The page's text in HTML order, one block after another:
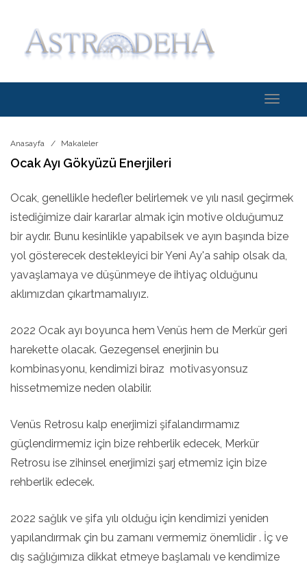
Toggle
Anasayfa Makaleler
Ocak Ayı Gökyüzü Enerjileri
Ocak, genellikle hedefler belirlemek ve yılı nasıl geçirmek
istediğimize dair kararlar almak için motive olduğumuz
bir aydır. Bunu kesinlikle yapabilsek ve ayın başında bize
yol gösterecek destekleyici bir Yeni Ay'a sahip olsak da,
yavaşlamaya ve düşünmeye de ihtiyaç olduğunu
aklımızdan çıkartmamalıyız.
2022 Ocak ayı boyunca hem Venüs hem de Merkür geri
harekette olacak. Gezegensel enerjinin bu
kombinasyonu, kendimizi biraz motivasyonsuz
hissetmemize neden olabilir.
Venüs Retrosu kalp enerjimizi şifalandırmamız
güçlendirmemiz için bize rehberlik edecek, Merkür
Retrosu ise zihinsel enerjimizi şarj etmemiz için bize
rehberlik edecek.
2022 sağlık ve şifa yılı olduğu için kendimizi yeniden
yapılandırmak çin bu zamanı vermemiz önemlidir . İç ve
dış sağlığımıza dikkat etmeye başlamalı ve kendimize